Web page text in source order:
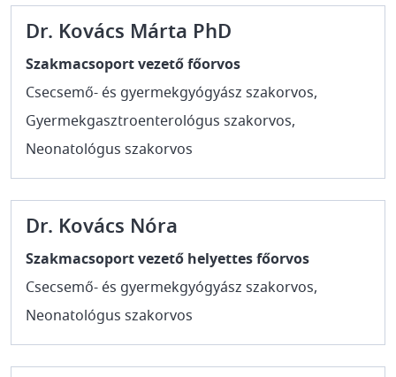
Dr. Kovács Márta PhD
Szakmacsoport vezető főorvos
Csecsemő- és gyermekgyógyász szakorvos,
Gyermekgasztroenterológus szakorvos,
Neonatológus szakorvos
Dr. Kovács Nóra
Szakmacsoport vezető helyettes főorvos
Csecsemő- és gyermekgyógyász szakorvos,
Neonatológus szakorvos